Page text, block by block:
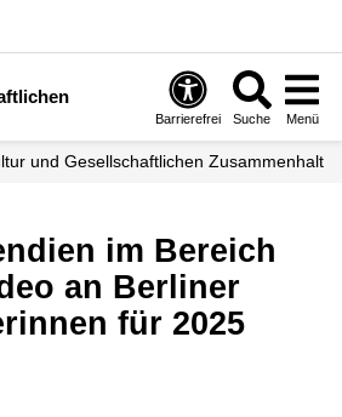
Barrierefrei Suche Menü
und Gesellschaftlichen Zusammenhalt
an Berliner
für 2025